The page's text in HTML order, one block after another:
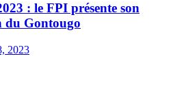
: le FPI présente son
du Gontougo
2023